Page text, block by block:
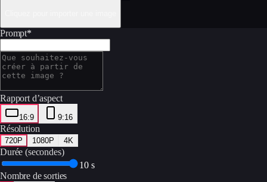
Prompt*
Rapport d’aspect
16:9 9:16
Résolution
720P 1080P 4K
Durée (secondes)
10 s
Nombre de sorties